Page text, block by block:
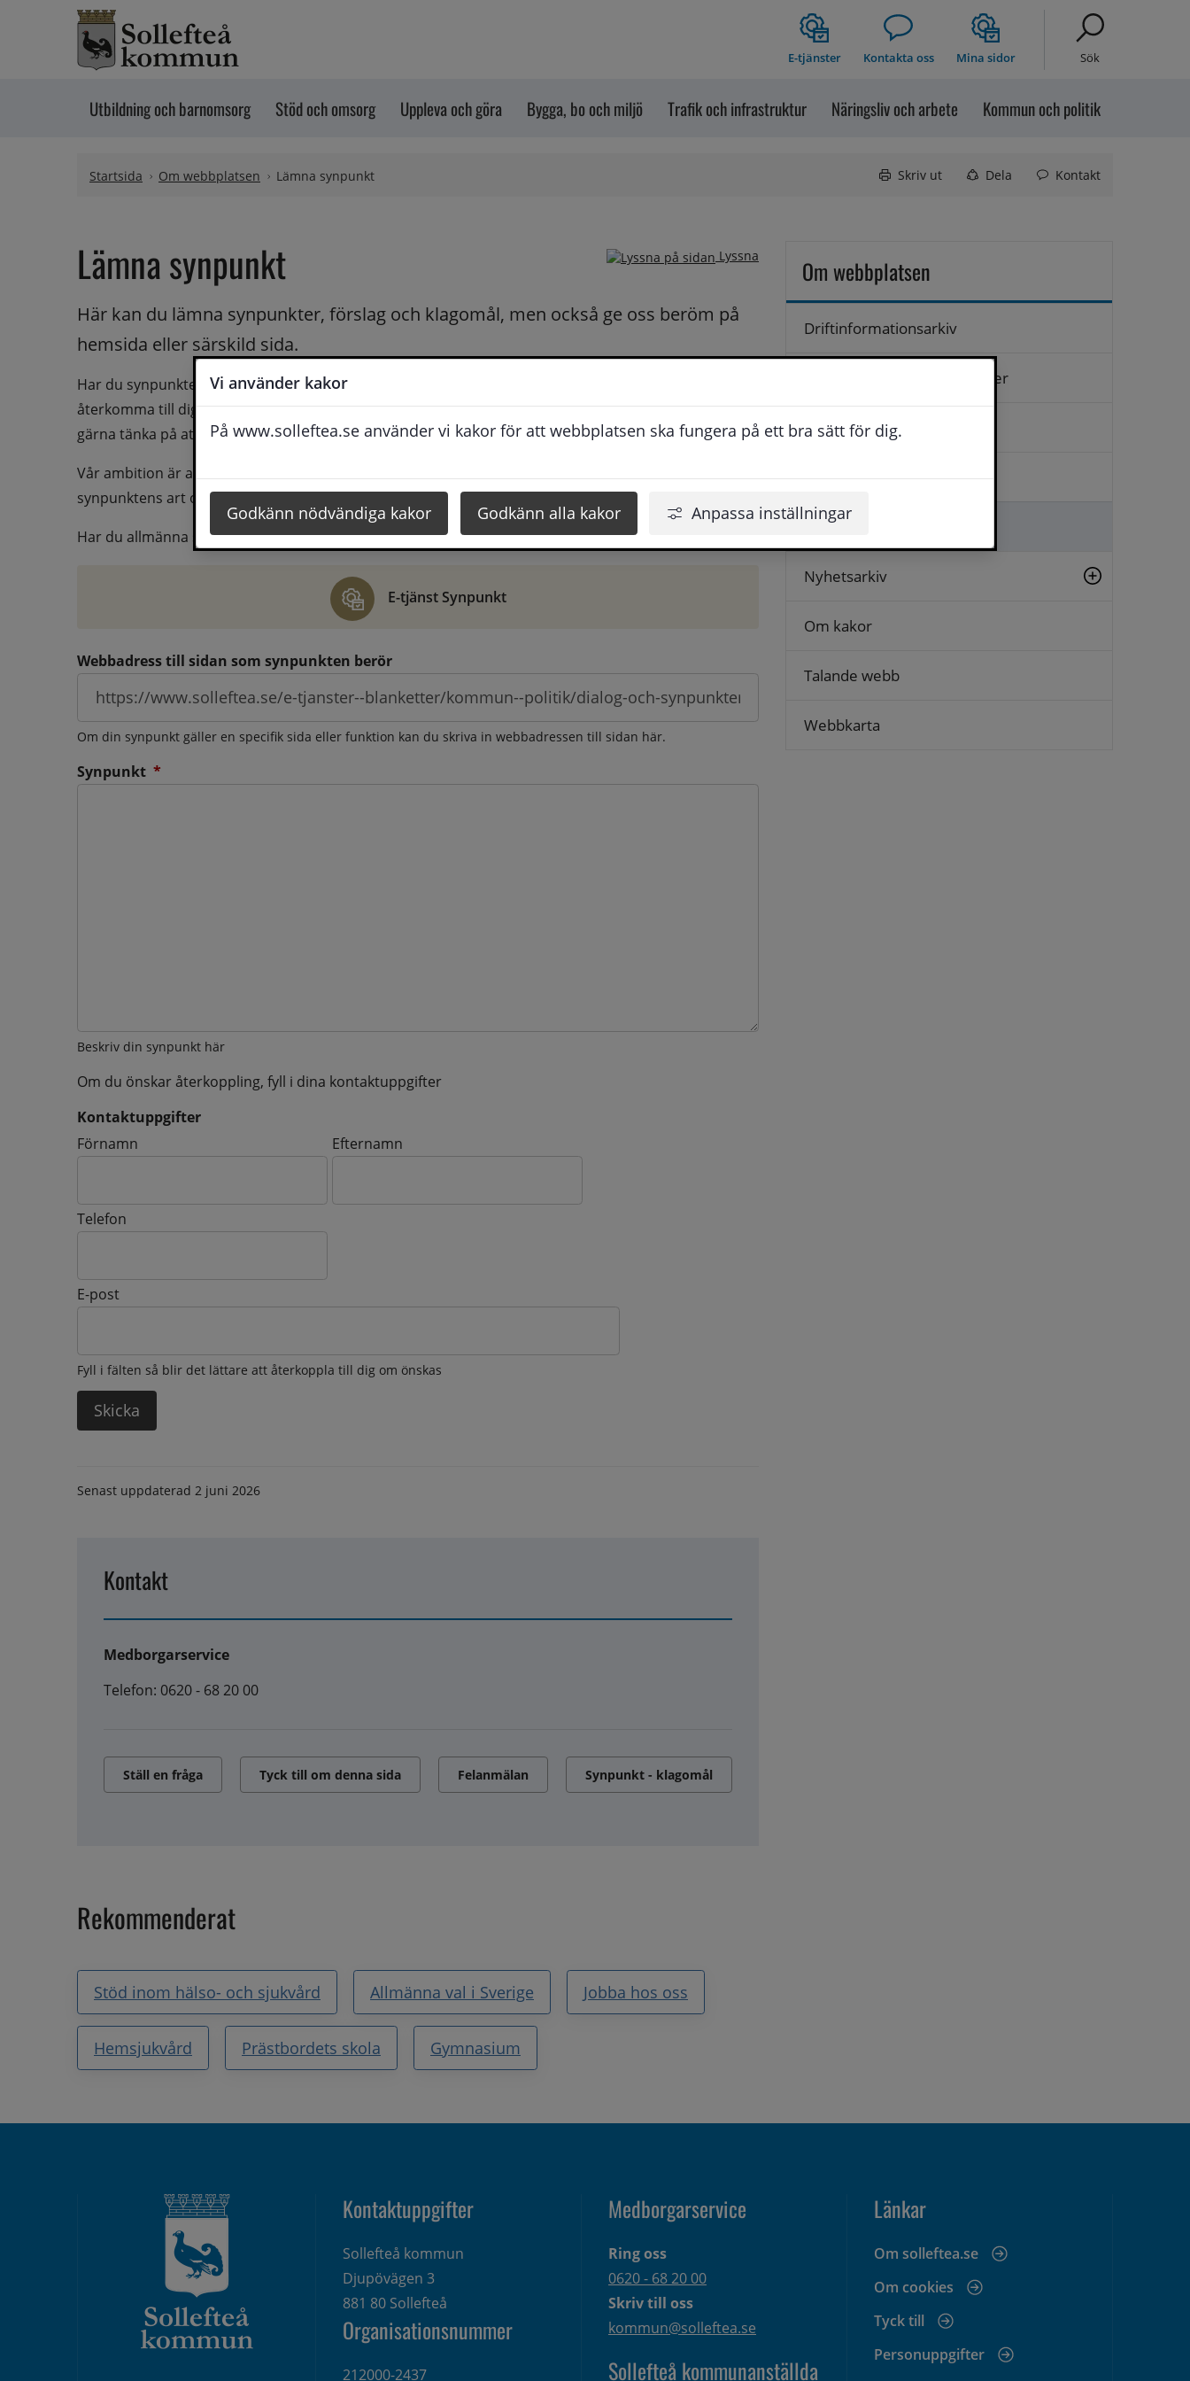
Vi använder kakor
På www.solleftea.se använder vi kakor för att webbplatsen ska fungera på ett bra sätt för dig.
Godkänn nödvändiga kakor Godkänn alla kakor Anpassa inställningar
Hoppa till innehåll
E-tjänster Kontakta oss Mina sidor Sök
Utbildning och barnomsorg Stöd och omsorg Uppleva och göra Bygga, bo och miljö Trafik och infrastruktur Näringsliv och arbete Kommun och politik
Startsida Om webbplatsen Lämna synpunkt Skriv ut Dela Kontakt
Lyssna
Lämna synpunkt
Här kan du lämna synpunkter, förslag och klagomål, men också ge oss beröm på
hemsida eller särskild sida.
Har du synpunkter på webbplatsen kan du skicka in dem via formuläret nedanför. Vill du att vi ska
återkomma till dig behöver du även fylla i dina kontaktuppgifter. När du skriver in din synpunkt får du
gärna tänka på att vara så tydlig som möjligt för att vi ska kunna hjälpa dig bättre.
Vår ambition är att besvara synpunkter så snart som möjligt, men svarstiden beror givetvis på
synpunktens art och omfång.
Har du allmänna synpunkter, klagomål eller beröm gör du det via e-tjänsten Synpunkt
E-tjänst Synpunkt
Webbadress till sidan som synpunkten berör
Om din synpunkt gäller en specifik sida eller funktion kan du skriva in webbadressen till sidan här.
Synpunkt *
Beskriv din synpunkt här
Om du önskar återkoppling, fyll i dina kontaktuppgifter
Kontaktuppgifter
Kontaktuppgifter
Förnamn Efternamn
Telefon
E-post
Fyll i fälten så blir det lättare att återkoppla till dig om önskas
Senast uppdaterad 2 juni 2026
Kontakt
Medborgarservice
Telefon: 0620 - 68 20 00
Ställ en fråga Tyck till om denna sida Felanmälan Synpunkt - klagomål
Rekommenderat
Stöd inom hälso- och sjukvård Allmänna val i Sverige Jobba hos oss
Hemsjukvård Prästbordets skola Gymnasium
Om webbplatsen
Driftinformationsarkiv
Hantering av personuppgifter
Kontakta oss
Logga in
Lämna synpunkt
Nyhetsarkiv
Om kakor
Talande webb
Webbkarta
Kontaktuppgifter
Sollefteå kommun
Djupövägen 3
881 80 Sollefteå
Organisationsnummer
212000-2437
Medborgarservice
Ring oss
0620 - 68 20 00
Skriv till oss
kommun@solleftea.se
Sollefteå kommunanställda
Länkar
Om solleftea.se
Om cookies
Tyck till
Personuppgifter